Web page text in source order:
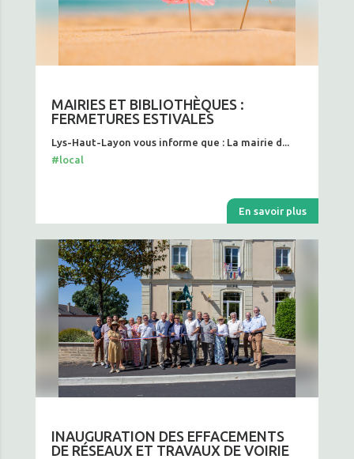
MAIRIES ET BIBLIOTHÈQUES :
FERMETURES ESTIVALES
Lys-Haut-Layon vous informe que : La mairie d...
#local
En savoir plus
INAUGURATION DES EFFACEMENTS
DE RÉSEAUX ET TRAVAUX DE VOIRIE